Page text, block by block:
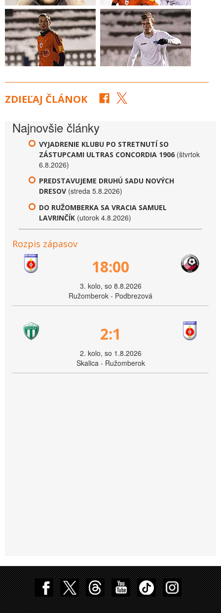
ZDIEĽAJ ČLÁNOK
Najnovšie články
VYJADRENIE KLUBU PO STRETNUTÍ SO
ZÁSTUPCAMI ULTRAS CONCORDIA 1906 (štvrtok
6.8.2026)
PREDSTAVUJEME DRUHÚ SADU NOVÝCH
DRESOV (streda 5.8.2026)
DO RUŽOMBERKA SA VRACIA SAMUEL
LAVRINČÍK (utorok 4.8.2026)
Rozpis zápasov
18:00
3. kolo, so 8.8.2026
Ružomberok - Podbrezová
2:1
2. kolo, so 1.8.2026
Skalica - Ružomberok